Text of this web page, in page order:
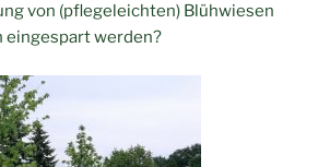
von (pflegeleichten) Blühwiesen
eingespart werden?